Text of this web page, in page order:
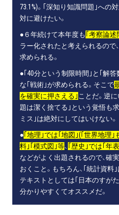
73.1%)。｢深知り知識問題｣への
対に避けたい。
●６年続けて本年度も ｢考察論述
ラー化されたと考えられるので、
求められる。
●｢40分という制限時間｣と｢解答
な｢戦術｣が求められる。そこで
を確実に押さえる｣ ことだ。逆
題は潔く捨てる｣という覚悟も
ミス｣は絶対にしてはいけない。
● ｢地理｣では｢地図｣(｢世界地理
料｣｢模式図｣等、
｢歴史｣では｢年
などがよく出題されるので、確
おくこと。もちろん、｢統計資料
テキストとしては｢日本のすが
分かりやすくてオススメだ。